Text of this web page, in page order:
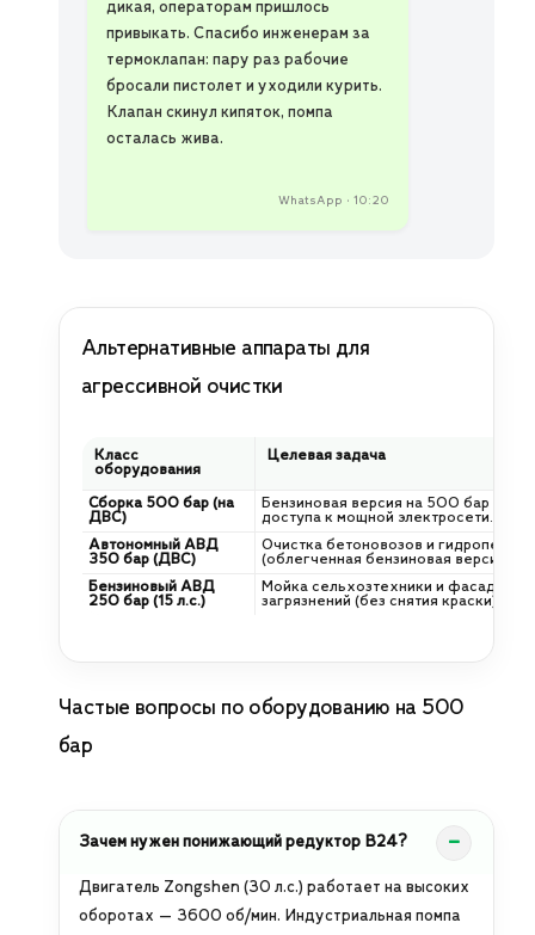
дикая, операторам пришлось
привыкать. Спасибо инженерам за
термоклапан: пару раз рабочие
бросали пистолет и уходили курить.
Клапан скинул кипяток, помпа
осталась жива.
WhatsApp • 10:20
Альтернативные аппараты для
агрессивной очистки
Класс
оборудования
Целевая задача
Сборка 500 бар (на
ДВС)
Бензиновая версия на 500 бар для
доступа к мощной электросети.
Автономный АВД
350 бар (ДВС)
Очистка бетоновозов и
(облегченная бензиновая версия).
Бензиновый АВД
250 бар (15 л.с.)
Мойка сельхозтехники и фасадов
загрязнений (без снятия краски).
Частые вопросы по оборудованию на 500
бар
Зачем нужен понижающий редуктор B24?
Двигатель Zongshen (30 л.с.) работает на высоких
оборотах — 3600 об/мин. Индустриальная помпа